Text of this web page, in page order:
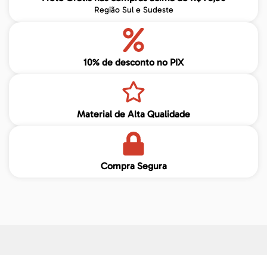
Região Sul e Sudeste
10% de desconto no PIX
Material de Alta Qualidade
Compra Segura